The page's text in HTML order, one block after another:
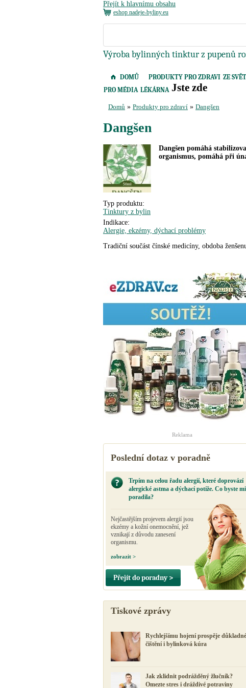
Přejít k hlavnímu obsahu
eshop nadeje-byliny.eu
Výroba bylinných tinktur z pupenů
DOMŮ PRODUKTY PRO ZDRAVI ZE
PRO MÉDIA LÉKÁRNA Jste zde
Domů » Produkty pro zdraví » Dangšen
Dangšen
Dangšen pomáhá
organismus, pomáhá při
Typ produktu:
Tinktury z bylin
Indikace:
Alergie, ekzémy, dýchací problémy
Tradiční součást čínské medicíny, obdoba
Reklama
Poslední dotaz v poradně
Trpím na celou řadu alergií, které doprovází
alergické astma a dýchací potíže. Co byste mi
poradila?
Nejčastějším projevem alergií jsou
ekzémy a kožní onemocnění, jež
vznikají z důvodu zanesení
organismu.
zobrazit >
Přejít do poradny >
Tiskové zprávy
Rychlejšímu hojení prospěje důkladné
čištění i bylinková kúra
Jak zklidnit podrážděný žlučník?
Omezte stres i dráždivé potraviny